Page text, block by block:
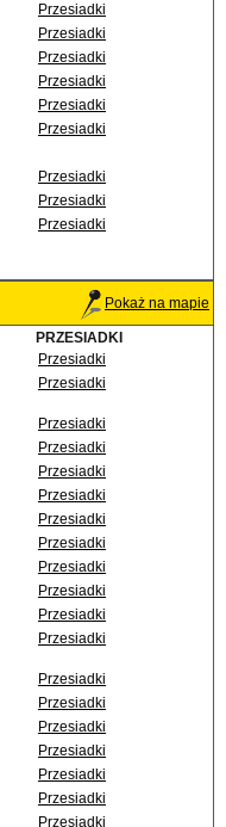
Przesiadki
Przesiadki
Przesiadki
Przesiadki
Przesiadki
Przesiadki
Przesiadki
Przesiadki
Przesiadki
Pokaż na mapie
PRZESIADKI
Przesiadki
Przesiadki
Przesiadki
Przesiadki
Przesiadki
Przesiadki
Przesiadki
Przesiadki
Przesiadki
Przesiadki
Przesiadki
Przesiadki
Przesiadki
Przesiadki
Przesiadki
Przesiadki
Przesiadki
Przesiadki
Przesiadki